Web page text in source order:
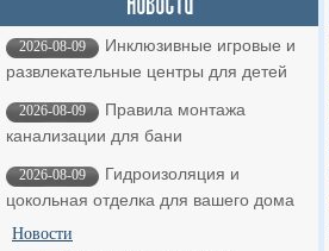
2026-08-09
Инклюзивные игровые и
развлекательные центры для детей
2026-08-09
Правила монтажа
канализации для бани
2026-08-09
Гидроизоляция и
цокольная отделка для вашего дома
Новости